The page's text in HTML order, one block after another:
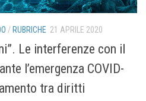
/ RUBRICHE 21 APRILE 2020
Le interferenze con il
l’emergenza COVID-
tra diritti